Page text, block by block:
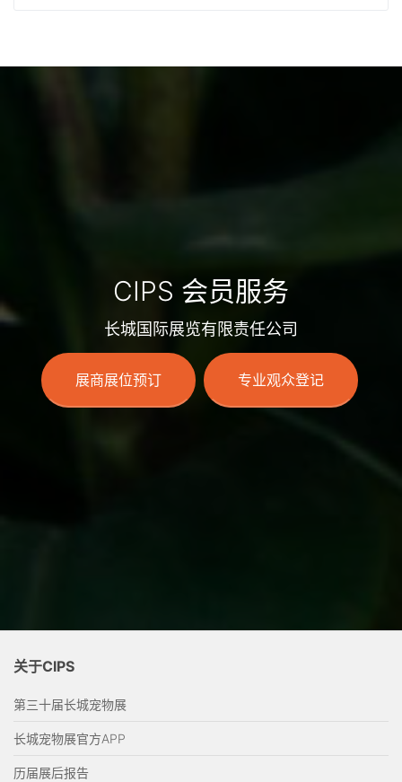
CIPS 会员服务
长城国际展览有限责任公司
展商展位预订 专业观众登记
关于CIPS
第三十届长城宠物展
长城宠物展官方APP
历届展后报告